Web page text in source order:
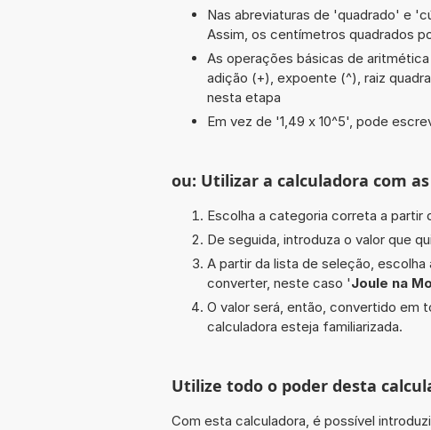
Nas abreviaturas de 'quadrado' e
Assim, os centímetros quadrados
As operações básicas de
adição (+), expoente (^), raiz
nesta etapa
Em vez de '1,49 x 10^5', pode
ou: Utilizar a calculadora com
Escolha a categoria correta a
De seguida, introduza o valor que
A partir da lista de seleção,
converter, neste caso 'Joule na
O valor será, então, convertido em
calculadora esteja familiarizada.
Utilize todo o poder desta
Com esta calculadora, é possível